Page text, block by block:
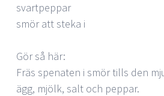
svartpeppar
smör att steka i
Gör så här:
Fräs spenaten i smör tills den
ägg, mjölk, salt och peppar.